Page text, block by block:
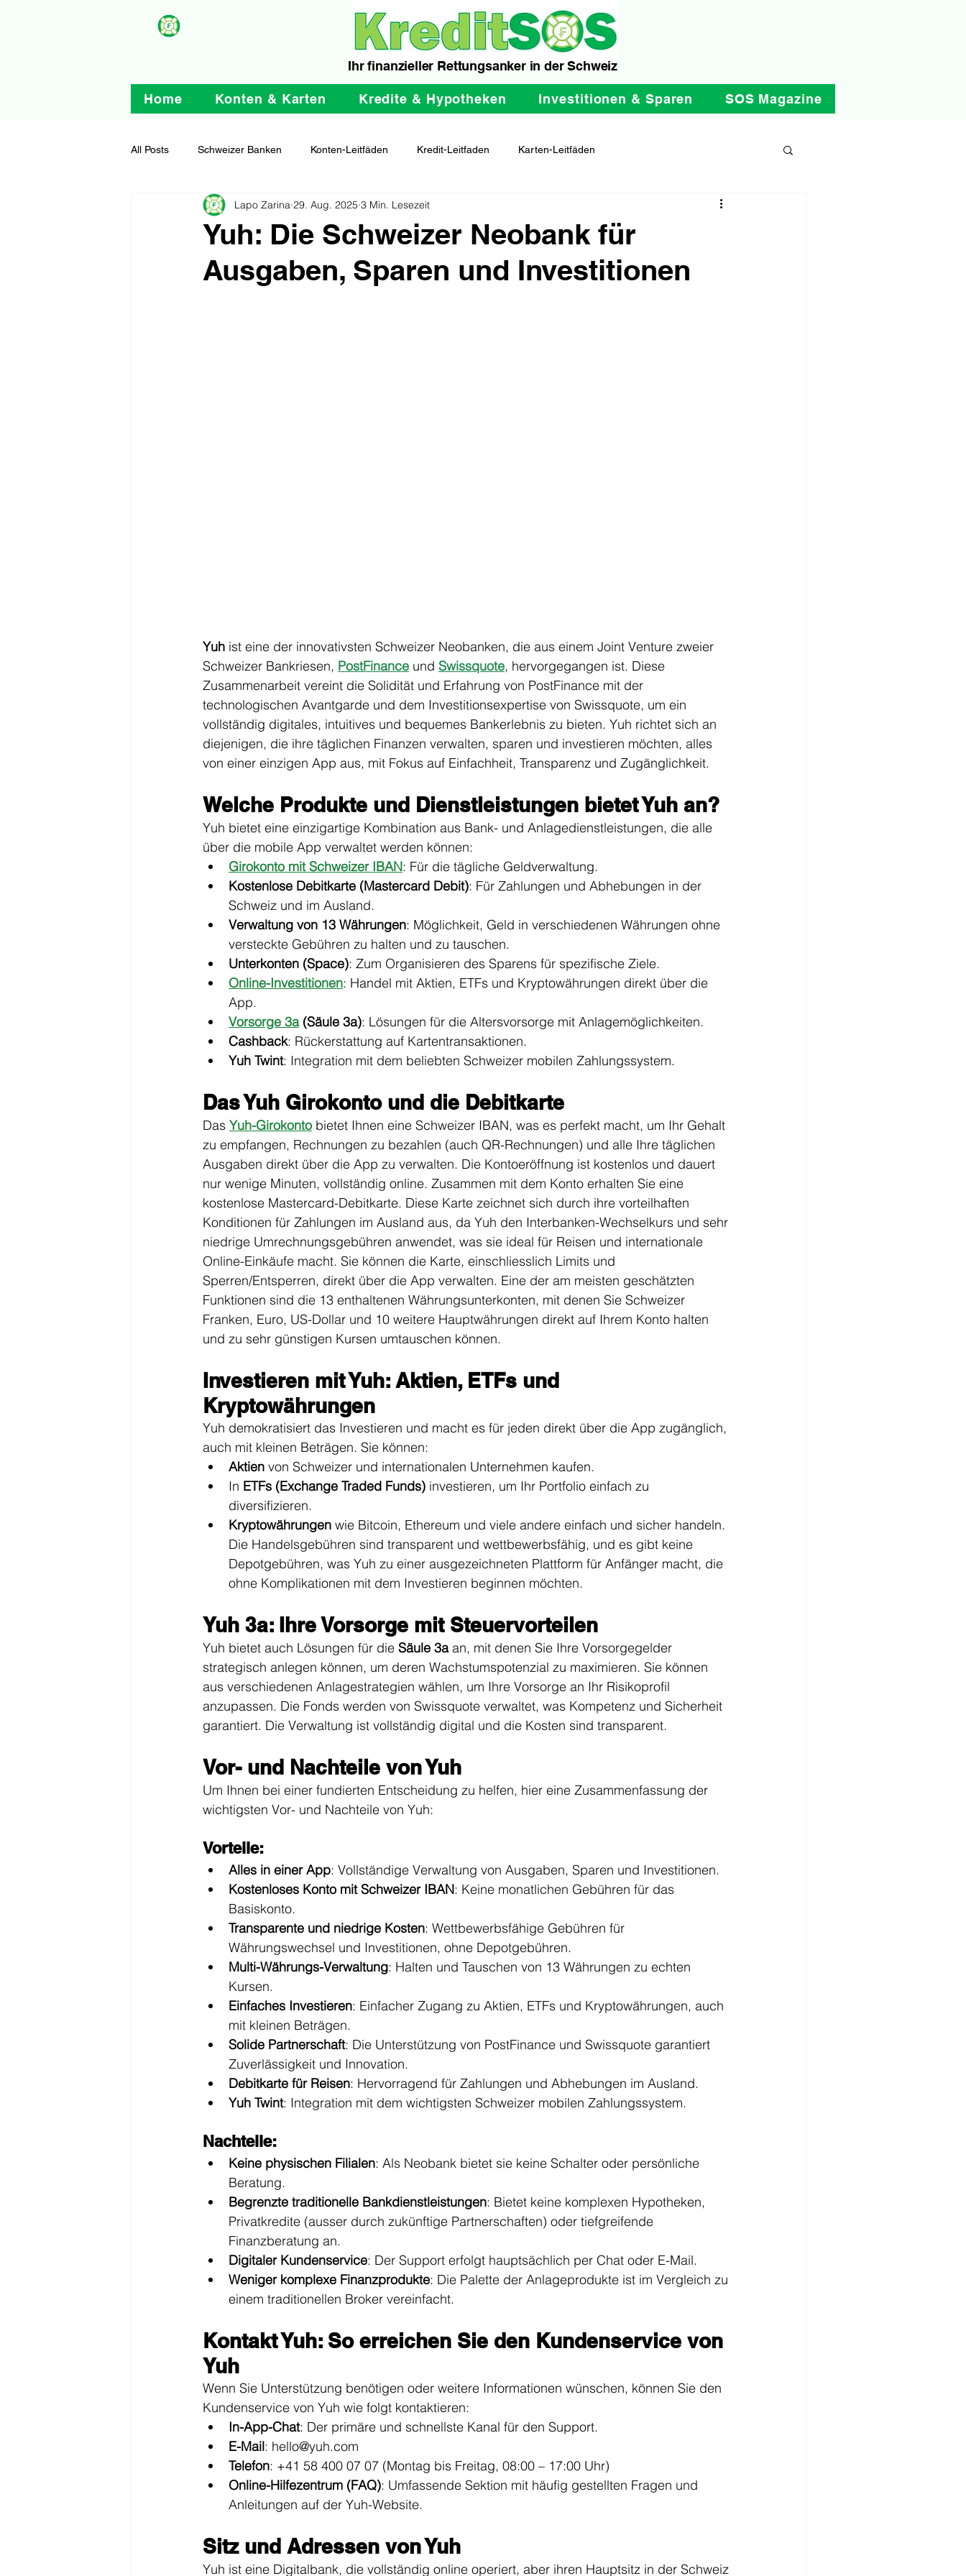
Ihr finanzieller Rettungsanker in der Schweiz
Home Konten & Karten Kredite & Hypotheken Investitionen & Sparen SOS Magazine
All Posts Schweizer Banken Konten-Leitfäden Kredit-Leitfaden Karten-Leitfäden
Yuh: Die Schweizer Neobank für
Ausgaben, Sparen und Investitionen
Lapo Zarina 29. Aug. 2025 3 Min. Lesezeit
Yuh ist eine der innovativsten Schweizer Neobanken, die aus einem Joint Venture zweier
Schweizer Bankriesen, PostFinance und Swissquote, hervorgegangen ist. Diese
Zusammenarbeit vereint die Solidität und Erfahrung von PostFinance mit der
technologischen Avantgarde und dem Investitionsexpertise von Swissquote, um ein
vollständig digitales, intuitives und bequemes Bankerlebnis zu bieten. Yuh richtet sich an
diejenigen, die ihre täglichen Finanzen verwalten, sparen und investieren möchten, alles
von einer einzigen App aus, mit Fokus auf Einfachheit, Transparenz und Zugänglichkeit.
Welche Produkte und Dienstleistungen bietet Yuh an?
Yuh bietet eine einzigartige Kombination aus Bank- und Anlagedienstleistungen, die alle
über die mobile App verwaltet werden können:
Girokonto mit Schweizer IBAN: Für die tägliche Geldverwaltung.
Kostenlose Debitkarte (Mastercard Debit): Für Zahlungen und Abhebungen in der
Schweiz und im Ausland.
Verwaltung von 13 Währungen: Möglichkeit, Geld in verschiedenen Währungen ohne
versteckte Gebühren zu halten und zu tauschen.
Unterkonten (Space): Zum Organisieren des Sparens für spezifische Ziele.
Online-Investitionen: Handel mit Aktien, ETFs und Kryptowährungen direkt über die
App.
Vorsorge 3a (Säule 3a): Lösungen für die Altersvorsorge mit Anlagemöglichkeiten.
Cashback: Rückerstattung auf Kartentransaktionen.
Yuh Twint: Integration mit dem beliebten Schweizer mobilen Zahlungssystem.
Das Yuh Girokonto und die Debitkarte
Das Yuh-Girokonto bietet Ihnen eine Schweizer IBAN, was es perfekt macht, um Ihr Gehalt
zu empfangen, Rechnungen zu bezahlen (auch QR-Rechnungen) und alle Ihre täglichen
Ausgaben direkt über die App zu verwalten. Die Kontoeröffnung ist kostenlos und dauert
nur wenige Minuten, vollständig online. Zusammen mit dem Konto erhalten Sie eine
kostenlose Mastercard-Debitkarte. Diese Karte zeichnet sich durch ihre vorteilhaften
Konditionen für Zahlungen im Ausland aus, da Yuh den Interbanken-Wechselkurs und sehr
niedrige Umrechnungsgebühren anwendet, was sie ideal für Reisen und internationale
Online-Einkäufe macht. Sie können die Karte, einschliesslich Limits und
Sperren/Entsperren, direkt über die App verwalten. Eine der am meisten geschätzten
Funktionen sind die 13 enthaltenen Währungsunterkonten, mit denen Sie Schweizer
Franken, Euro, US-Dollar und 10 weitere Hauptwährungen direkt auf Ihrem Konto halten
und zu sehr günstigen Kursen umtauschen können.
Investieren mit Yuh: Aktien, ETFs und
Kryptowährungen
Yuh demokratisiert das Investieren und macht es für jeden direkt über die App zugänglich,
auch mit kleinen Beträgen. Sie können:
Aktien von Schweizer und internationalen Unternehmen kaufen.
In ETFs (Exchange Traded Funds) investieren, um Ihr Portfolio einfach zu
diversifizieren.
Kryptowährungen wie Bitcoin, Ethereum und viele andere einfach und sicher handeln.
Die Handelsgebühren sind transparent und wettbewerbsfähig, und es gibt keine
Depotgebühren, was Yuh zu einer ausgezeichneten Plattform für Anfänger macht, die
ohne Komplikationen mit dem Investieren beginnen möchten.
Yuh 3a: Ihre Vorsorge mit Steuervorteilen
Yuh bietet auch Lösungen für die Säule 3a an, mit denen Sie Ihre Vorsorgegelder
strategisch anlegen können, um deren Wachstumspotenzial zu maximieren. Sie können
aus verschiedenen Anlagestrategien wählen, um Ihre Vorsorge an Ihr Risikoprofil
anzupassen. Die Fonds werden von Swissquote verwaltet, was Kompetenz und Sicherheit
garantiert. Die Verwaltung ist vollständig digital und die Kosten sind transparent.
Vor- und Nachteile von Yuh
Um Ihnen bei einer fundierten Entscheidung zu helfen, hier eine Zusammenfassung der
wichtigsten Vor- und Nachteile von Yuh:
Vorteile:
Alles in einer App: Vollständige Verwaltung von Ausgaben, Sparen und Investitionen.
Kostenloses Konto mit Schweizer IBAN: Keine monatlichen Gebühren für das
Basiskonto.
Transparente und niedrige Kosten: Wettbewerbsfähige Gebühren für
Währungswechsel und Investitionen, ohne Depotgebühren.
Multi-Währungs-Verwaltung: Halten und Tauschen von 13 Währungen zu echten
Kursen.
Einfaches Investieren: Einfacher Zugang zu Aktien, ETFs und Kryptowährungen, auch
mit kleinen Beträgen.
Solide Partnerschaft: Die Unterstützung von PostFinance und Swissquote garantiert
Zuverlässigkeit und Innovation.
Debitkarte für Reisen: Hervorragend für Zahlungen und Abhebungen im Ausland.
Yuh Twint: Integration mit dem wichtigsten Schweizer mobilen Zahlungssystem.
Nachteile:
Keine physischen Filialen: Als Neobank bietet sie keine Schalter oder persönliche
Beratung.
Begrenzte traditionelle Bankdienstleistungen: Bietet keine komplexen Hypotheken,
Privatkredite (ausser durch zukünftige Partnerschaften) oder tiefgreifende
Finanzberatung an.
Digitaler Kundenservice: Der Support erfolgt hauptsächlich per Chat oder E-Mail.
Weniger komplexe Finanzprodukte: Die Palette der Anlageprodukte ist im Vergleich zu
einem traditionellen Broker vereinfacht.
Kontakt Yuh: So erreichen Sie den Kundenservice von
Yuh
Wenn Sie Unterstützung benötigen oder weitere Informationen wünschen, können Sie den
Kundenservice von Yuh wie folgt kontaktieren:
In-App-Chat: Der primäre und schnellste Kanal für den Support.
E-Mail: hello@yuh.com
Telefon: +41 58 400 07 07 (Montag bis Freitag, 08:00 – 17:00 Uhr)
Online-Hilfezentrum (FAQ): Umfassende Sektion mit häufig gestellten Fragen und
Anleitungen auf der Yuh-Website.
Sitz und Adressen von Yuh
Yuh ist eine Digitalbank, die vollständig online operiert, aber ihren Hauptsitz in der Schweiz